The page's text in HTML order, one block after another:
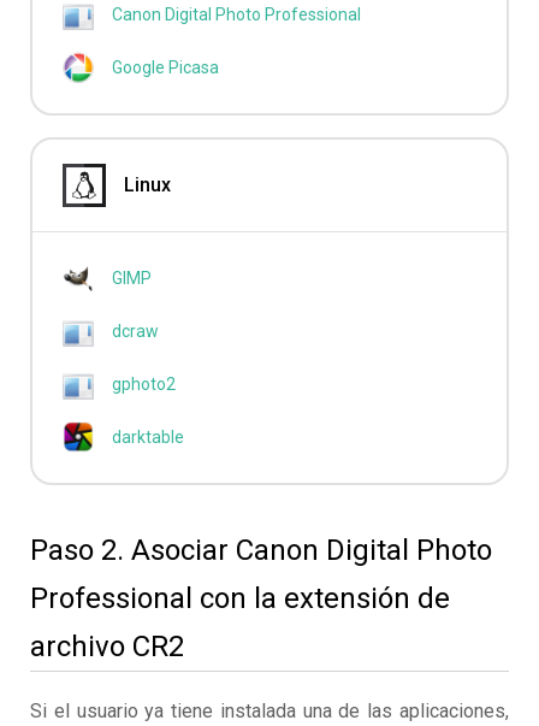
Canon Digital Photo Professional
Google Picasa
Linux
GIMP
dcraw
gphoto2
darktable
Paso 2. Asociar Canon Digital Photo
Professional con la extensión de
archivo CR2
Si el usuario ya tiene instalada una de las aplicaciones,